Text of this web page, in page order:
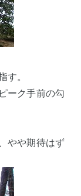
。
ーク手前の勾
やや期待はず